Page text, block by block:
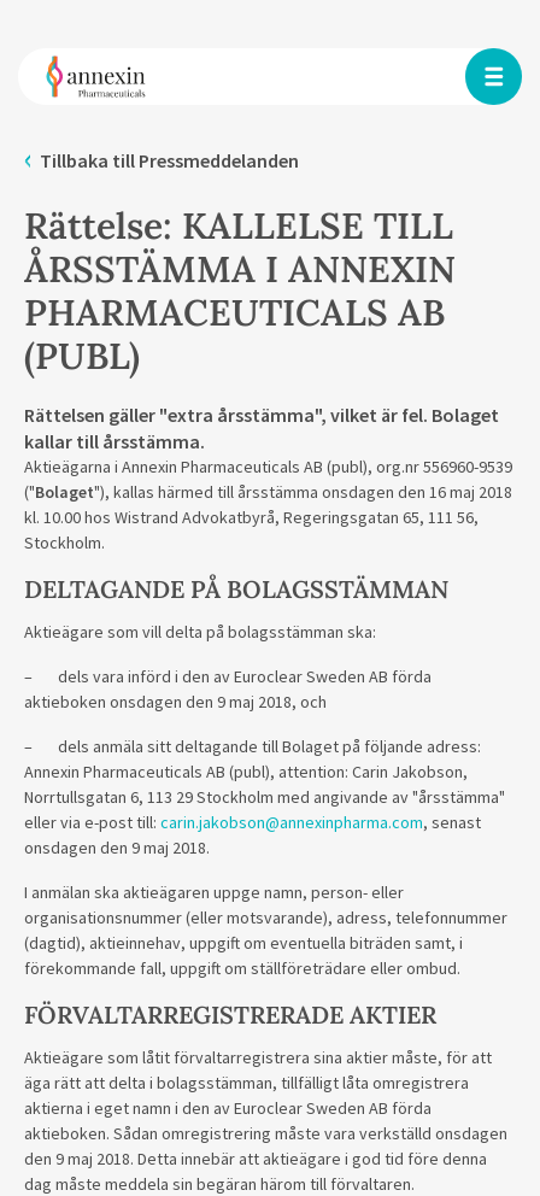
Tillbaka till Pressmeddelanden
Rättelse: KALLELSE TILL
ÅRSSTÄMMA I ANNEXIN
PHARMACEUTICALS AB
(PUBL)
Rättelsen gäller "extra årsstämma", vilket är fel. Bolaget
kallar till årsstämma.
Aktieägarna i Annexin Pharmaceuticals AB (publ), org.nr 556960-9539
("Bolaget"), kallas härmed till årsstämma onsdagen den 16 maj 2018
kl. 10.00 hos Wistrand Advokatbyrå, Regeringsgatan 65, 111 56,
Stockholm.
DELTAGANDE PÅ BOLAGSSTÄMMAN
Aktieägare som vill delta på bolagsstämman ska:
–
dels vara införd i den av Euroclear Sweden AB förda
aktieboken onsdagen den 9 maj 2018, och
–
dels anmäla sitt deltagande till Bolaget på följande adress:
Annexin Pharmaceuticals AB (publ), attention: Carin Jakobson,
Norrtullsgatan 6, 113 29 Stockholm med angivande av "årsstämma"
eller via e-post till: carin.jakobson@annexinpharma.com, senast
onsdagen den 9 maj 2018.
I anmälan ska aktieägaren uppge namn, person- eller
organisationsnummer (eller motsvarande), adress, telefonnummer
(dagtid), aktieinnehav, uppgift om eventuella biträden samt, i
förekommande fall, uppgift om ställföreträdare eller ombud.
FÖRVALTARREGISTRERADE AKTIER
Aktieägare som låtit förvaltarregistrera sina aktier måste, för att
äga rätt att delta i bolagsstämman, tillfälligt låta omregistrera
aktierna i eget namn i den av Euroclear Sweden AB förda
aktieboken. Sådan omregistrering måste vara verkställd onsdagen
den 9 maj 2018. Detta innebär att aktieägare i god tid före denna
dag måste meddela sin begäran härom till förvaltaren.